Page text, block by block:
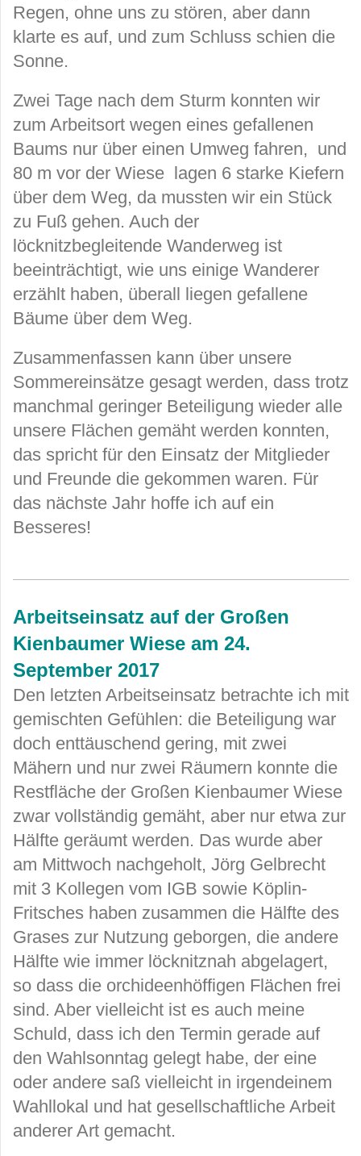
Regen, ohne uns zu stören, aber dann
klarte es auf, und zum Schluss schien die
Sonne.
Zwei Tage nach dem Sturm konnten wir
zum Arbeitsort wegen eines gefallenen
Baums nur über einen Umweg fahren, und
80 m vor der Wiese lagen 6 starke Kiefern
über dem Weg, da mussten wir ein Stück
zu Fuß gehen. Auch der
löcknitzbegleitende Wanderweg ist
beeinträchtigt, wie uns einige Wanderer
erzählt haben, überall liegen gefallene
Bäume über dem Weg.
Zusammenfassen kann über unsere
Sommereinsätze gesagt werden, dass trotz
manchmal geringer Beteiligung wieder alle
unsere Flächen gemäht werden konnten,
das spricht für den Einsatz der Mitglieder
und Freunde die gekommen waren. Für
das nächste Jahr hoffe ich auf ein
Besseres!
Arbeitseinsatz auf der Großen
Kienbaumer Wiese am 24.
September 2017
Den letzten Arbeitseinsatz betrachte ich mit
gemischten Gefühlen: die Beteiligung war
doch enttäuschend gering, mit zwei
Mähern und nur zwei Räumern konnte die
Restfläche der Großen Kienbaumer Wiese
zwar vollständig gemäht, aber nur etwa zur
Hälfte geräumt werden. Das wurde aber
am Mittwoch nachgeholt, Jörg Gelbrecht
mit 3 Kollegen vom IGB sowie Köplin-
Fritsches haben zusammen die Hälfte des
Grases zur Nutzung geborgen, die andere
Hälfte wie immer löcknitznah abgelagert,
so dass die orchideenhöffigen Flächen frei
sind. Aber vielleicht ist es auch meine
Schuld, dass ich den Termin gerade auf
den Wahlsonntag gelegt habe, der eine
oder andere saß vielleicht in irgendeinem
Wahllokal und hat gesellschaftliche Arbeit
anderer Art gemacht.